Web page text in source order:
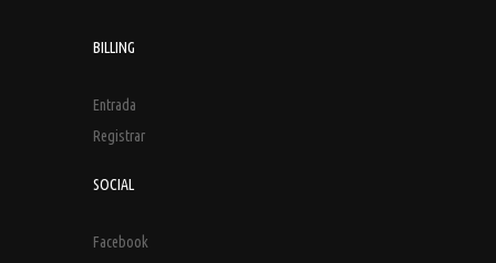
BILLING
Entrada
Registrar
SOCIAL
Facebook